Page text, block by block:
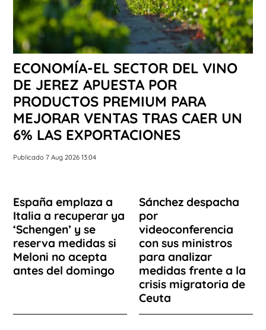
ECONOMÍA-EL SECTOR DEL VINO
DE JEREZ APUESTA POR
PRODUCTOS PREMIUM PARA
MEJORAR VENTAS TRAS CAER UN
6% LAS EXPORTACIONES
Publicado 7 Aug 2026 13:04
España emplaza a
Italia a recuperar ya
‘Schengen’ y se
reserva medidas si
Meloni no acepta
antes del domingo
Sánchez despacha
por
videoconferencia
con sus ministros
para analizar
medidas frente a la
crisis migratoria de
Ceuta